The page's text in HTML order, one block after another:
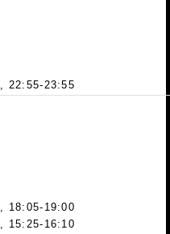
, 22:55-23:55
, 18:05-19:00
, 15:25-16:10